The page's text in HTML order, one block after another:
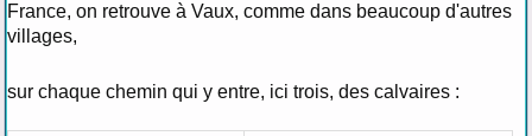
France, on retrouve à Vaux, comme dans beaucoup d'autres
villages,
sur chaque chemin qui y entre, ici trois, des calvaires :